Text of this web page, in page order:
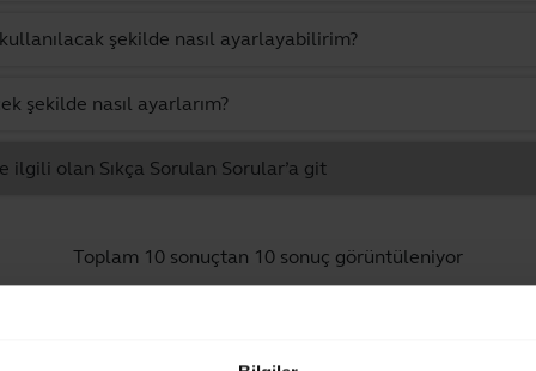
şekilde nasıl ayarlayabilirim?
şekilde nasıl ayarlarım?
ilgili olan Sıkça Sorulan Sorular’a git
Toplam 10 sonuçtan 10 sonuç görüntüleniyor